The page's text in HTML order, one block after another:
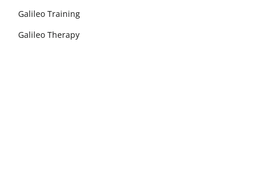
Galileo Training
Galileo Therapy